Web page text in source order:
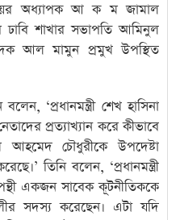
অধ্যাপক আ ক ম জামাল
ঢাবি শাখার সভাপতি আমিনুল
আল মামুন প্রমুখ উপস্থিত
‘প্রধানমন্ত্রী শেখ হাসিনা
প্রত্যাখ্যান করে কীভাবে
চৌধুরীকে উপদেষ্টা
তিনি বলেন, ‘প্রধানমন্ত্রী
একজন সাবেক কূটনীতিককে
সদস্য করেছেন। এটা যদি